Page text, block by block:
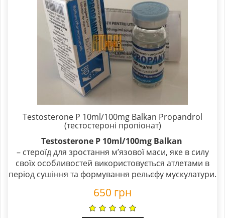
Testosterone P 10ml/100mg Balkan Propandrol
(тестостероні пропіонат)
Testosterone P 10ml/100mg Balkan
– стероїд для зростання м’язової маси, яке в силу
своїх особливостей використовується атлетами в
період сушіння та формування рельєфу мускулатури.
650 грн